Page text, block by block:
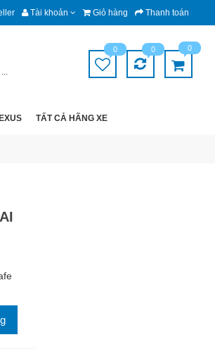
Tài khoản Giỏ hàng Thanh toán
...
0 0 0
TẤT CẢ HÃNG XE